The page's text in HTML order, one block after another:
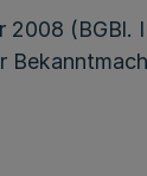
2008 (BGBl.